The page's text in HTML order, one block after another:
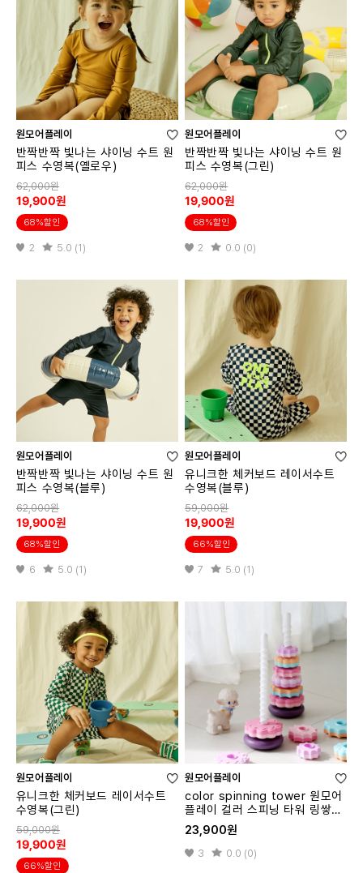
원모어플레이
반짝반짝 빛나는 샤이닝 수트 원
피스 수영복(옐로우)
62,000원
19,900원
68%할인
2 5.0 (1)
원모어플레이
반짝반짝 빛나는 샤이닝 수트 원
피스 수영복(그린)
62,000원
19,900원
68%할인
2 0.0 (0)
원모어플레이
반짝반짝 빛나는 샤이닝 수트 원
피스 수영복(블루)
62,000원
19,900원
68%할인
6 5.0 (1)
원모어플레이
유니크한 체커보드 레이서수트
수영복(블루)
59,000원
19,900원
66%할인
7 5.0 (1)
원모어플레이
유니크한 체커보드 레이서수트
수영복(그린)
59,000원
19,900원
66%할인
원모어플레이
color spinning tower 원모어
플레이 컬러 스피닝 타워 링쌓기
교구
23,900원
3 0.0 (0)